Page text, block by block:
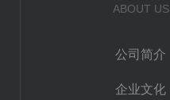
ABOUT US
公司简介
企业文化